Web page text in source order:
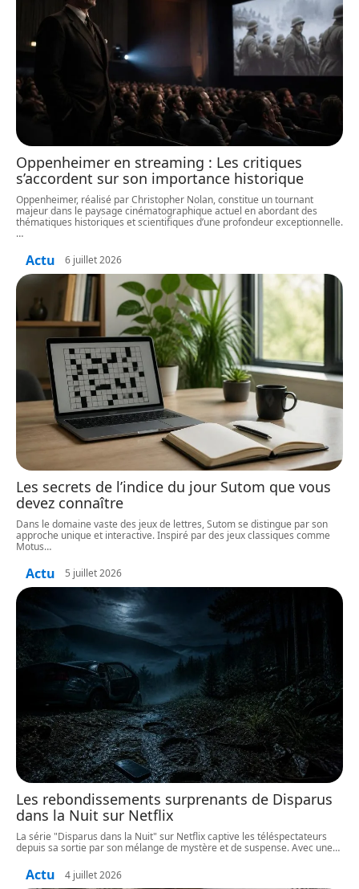
Oppenheimer en streaming : Les critiques
s’accordent sur son importance historique
Oppenheimer, réalisé par Christopher Nolan, constitue un tournant
majeur dans le paysage cinématographique actuel en abordant des
thématiques historiques et scientifiques d’une profondeur exceptionnelle.
…
Actu 6 juillet 2026
Les secrets de l’indice du jour Sutom que vous
devez connaître
Dans le domaine vaste des jeux de lettres, Sutom se distingue par son
approche unique et interactive. Inspiré par des jeux classiques comme
Motus…
Actu 5 juillet 2026
Les rebondissements surprenants de Disparus
dans la Nuit sur Netflix
La série "Disparus dans la Nuit" sur Netflix captive les téléspectateurs
depuis sa sortie par son mélange de mystère et de suspense. Avec une…
Actu 4 juillet 2026